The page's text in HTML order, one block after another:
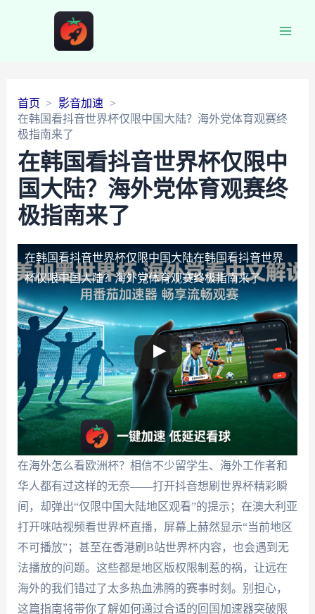
首页
影音加速
在韩国看抖音世界杯仅限中国大陆？海外党体育观赛终
极指南来了
在韩国看抖音世界杯仅限中
国大陆？海外党体育观赛终
极指南来了
在韩国看抖音世界杯仅限中国大陆在韩国看抖音世界
杯仅限中国大陆？海外党体育观赛终极指南来了
在海外怎么看欧洲杯？相信不少留学生、海外工作者和
华人都有过这样的无奈——打开抖音想刷世界杯精彩瞬
间，却弹出“仅限中国大陆地区观看”的提示；在澳大利亚
打开咪咕视频看世界杯直播，屏幕上赫然显示“当前地区
不可播放”；甚至在香港刷B站世界杯内容，也会遇到无
法播放的问题。这些都是地区版权限制惹的祸，让远在
海外的我们错过了太多热血沸腾的赛事时刻。别担心，
这篇指南将带你了解如何通过合适的回国加速器突破限